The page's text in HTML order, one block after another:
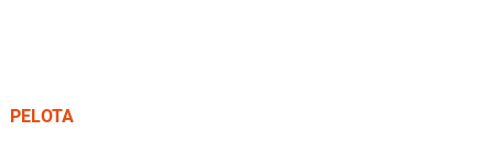
PELOTA